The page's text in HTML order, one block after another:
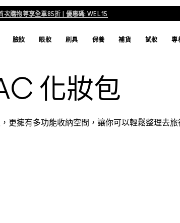
次購物尊享全單85折 | 優惠碼: WEL15
臉妝 眼妝 刷具 保養 補貨 試妝 專
化妝包
更擁有多功能收納空間，讓你可以輕鬆整理去旅